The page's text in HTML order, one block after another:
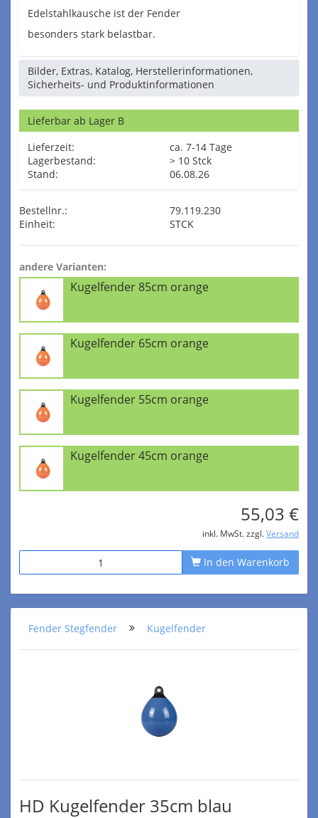
Edelstahlkausche ist der Fender
besonders stark belastbar.
Bilder, Extras, Katalog, Herstellerinformationen,
Sicherheits- und Produktinformationen
Lieferbar ab Lager B
Lieferzeit:
ca. 7-14 Tage
Lagerbestand:
> 10 Stck
Stand:
06.08.26
Bestellnr.:
79.119.230
Einheit:
STCK
andere Varianten:
Kugelfender 85cm orange
Kugelfender 65cm orange
Kugelfender 55cm orange
Kugelfender 45cm orange
55,03 €
inkl. MwSt. zzgl. Versand
In den Warenkorb
Fender Stegfender Kugelfender
HD Kugelfender 35cm blau